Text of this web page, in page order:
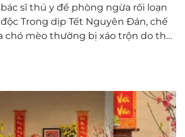
sĩ thú y để phòng ngừa rối loạn
Trong dịp Tết Nguyên Đán, chế
chó mèo thường bị xáo trộn do thói